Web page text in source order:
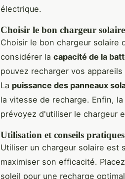
électrique.
Choisir le bon chargeur solaire
Choisir le bon chargeur solaire
considérer la capacité de la
pouvez recharger vos
La puissance des panneaux
la vitesse de recharge. Enfin, la
prévoyez d'utiliser le chargeur
Utilisation et conseils pratiques
Utiliser un chargeur solaire est
maximiser son efficacité.
soleil pour une recharge